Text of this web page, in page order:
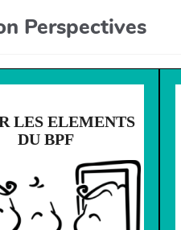
Perspectives
LES ELEMENTS
DU BPF